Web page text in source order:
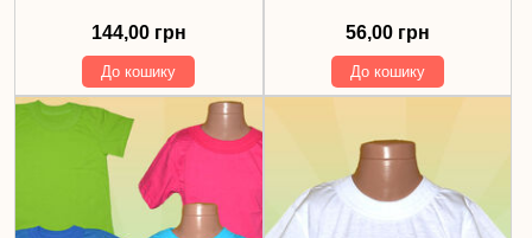
144,00 грн
До кошику
-
56,00
грн
56,00 грн
До кошику